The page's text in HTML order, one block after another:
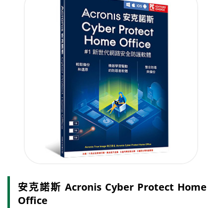
安克諾斯 Acronis Cyber Protect Home
Office